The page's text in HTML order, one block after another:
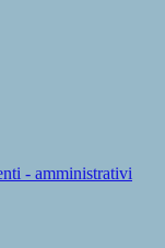
- amministrativi